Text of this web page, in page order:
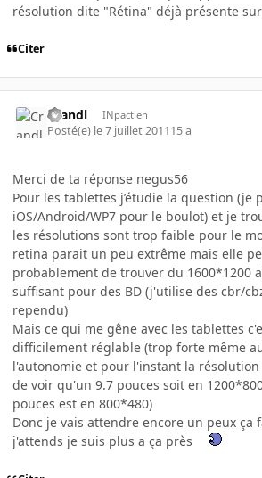
résolution dite "Rétina" déjà présente
Citer
Crandl INpactien
Posté(e) le 7 juillet 201115 a
Merci de ta réponse negus56
Pour les tablettes j’étudie la question (je
iOS/Android/WP7 pour le boulot) et je
les résolutions sont trop faible pour le
retina parait un peu extrême mais elle
probablement de trouver du 1600*1200
suffisant pour des BD (j'utilise des cbr/
rependu)
Mais ce qui me gêne avec les tablettes
difficilement réglable (trop forte même
l'autonomie et pour l'instant la
de voir qu'un 9.7 pouces soit en
pouces est en 800*480)
Donc je vais attendre encore un peux ça
j'attends je suis plus a ça près